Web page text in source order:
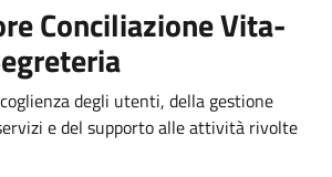
Conciliazione Vita-
degli utenti, della gestione
e del supporto alle attività rivolte